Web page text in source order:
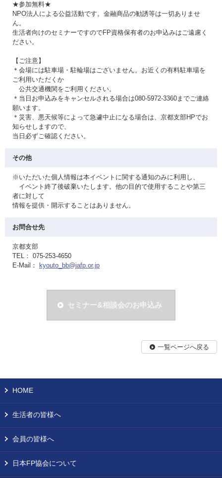
★参加無料★
NPO法人による公益活動です。金融商品の勧誘等は一切ありませ
ん。
生活者向けのセミナーですのでFP資格保有者のお申込みはご遠慮く
ださい。
【ご注意】
＊会場には駐車場・駐輪場はございません。お近くの有料駐車場を
ご利用いただくか
公共交通機関をご利用ください。
＊当日お申込みをキャンセルされる場合は080-5972-3360までご連絡
願います。
＊災害、悪天候等によって急遽中止になる場合は、京都支部HPでお
知らせしますので、
当日必ずご確認ください。
その他
※いただいた個人情報は本イベントに関する通知のみに利用し、
イベント終了後破棄いたします。他の目的で使用することや第三
者に対して
情報を提供・開示することはありません。
お問合せ先
京都支部
TEL： 075-253-4650
E-Mail：
kyouto_bb@jafp.or.jp
セミナー&相談会のお申込み
一覧ページへ戻る
HOME
生活者の皆様へ
会員の皆様へ
日本FP協会について